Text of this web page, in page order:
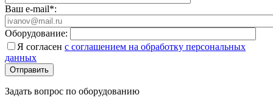
Ваш e-mail*:
Оборудование:
Я согласен с соглашением на обработку персональных
данных
Задать вопрос по оборудованию